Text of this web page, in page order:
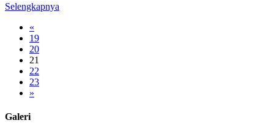
Selengkapnya
«
19
20
21
22
23
»
Galeri